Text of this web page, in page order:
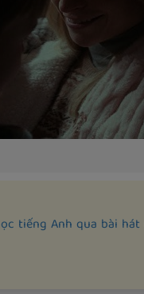
tiếng Anh qua bài hát